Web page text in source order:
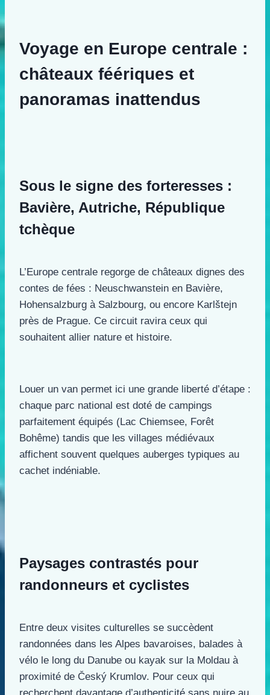
Voyage en Europe centrale :
châteaux féériques et
panoramas inattendus
Sous le signe des forteresses :
Bavière, Autriche, République
tchèque
L’Europe centrale regorge de châteaux dignes des
contes de fées : Neuschwanstein en Bavière,
Hohensalzburg à Salzbourg, ou encore Karlštejn
près de Prague. Ce circuit ravira ceux qui
souhaitent allier nature et histoire.
Louer un van permet ici une grande liberté d’étape :
chaque parc national est doté de campings
parfaitement équipés (Lac Chiemsee, Forêt
Bohême) tandis que les villages médiévaux
affichent souvent quelques auberges typiques au
cachet indéniable.
Paysages contrastés pour
randonneurs et cyclistes
Entre deux visites culturelles se succèdent
randonnées dans les Alpes bavaroises, balades à
vélo le long du Danube ou kayak sur la Moldau à
proximité de Český Krumlov. Pour ceux qui